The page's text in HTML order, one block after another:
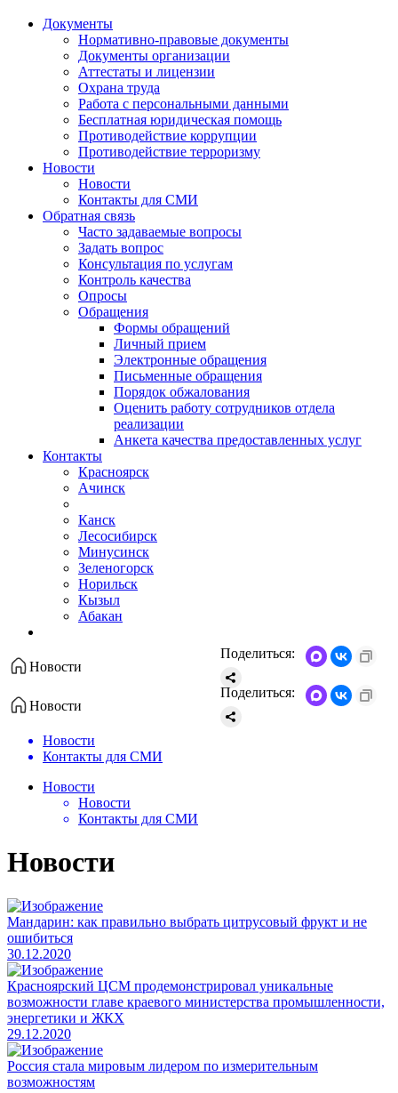
Документы
Нормативно-правовые документы
Документы организации
Аттестаты и лицензии
Охрана труда
Работа с персональными данными
Бесплатная юридическая помощь
Противодействие коррупции
Противодействие терроризму
Новости
Новости
Контакты для СМИ
Обратная связь
Часто задаваемые вопросы
Задать вопрос
Консультация по услугам
Контроль качества
Опросы
Обращения
Формы обращений
Личный прием
Электронные обращения
Письменные обращения
Порядок обжалования
Оценить работу сотрудников отдела
реализации
Анкета качества предоставленных услуг
Контакты
Красноярск
Ачинск
Канск
Лесосибирск
Минусинск
Зеленогорск
Норильск
Кызыл
Абакан
Новости
Поделиться:
Новости
Поделиться:
Новости
Контакты для СМИ
Новости
Новости
Контакты для СМИ
Новости
​Мандарин: как правильно выбрать цитрусовый фрукт и не
ошибиться
30.12.2020
​Красноярский ЦСМ продемонстрировал уникальные
возможности главе краевого министерства промышленности,
энергетики и ЖКХ
29.12.2020
​Россия стала мировым лидером по измерительным
возможностям